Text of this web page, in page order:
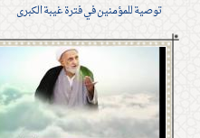
توصية للمؤمنين في فترة غيبة الكبرى